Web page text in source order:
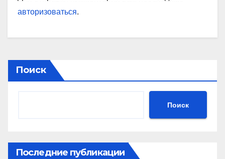
авторизоваться.
Поиск
Поиск
Последние публикации